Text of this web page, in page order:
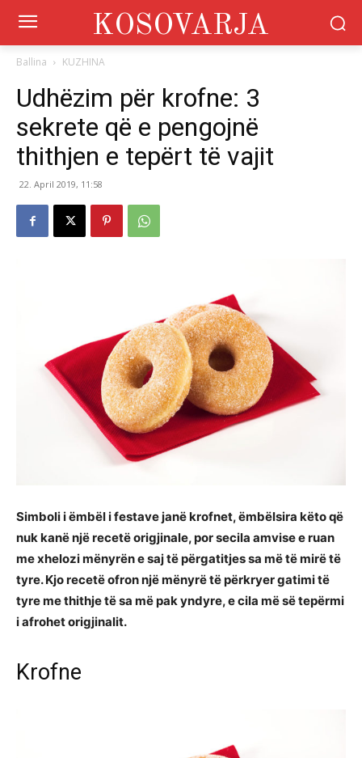
KOSOVARJA
Ballina KUZHINA
Udhëzim për krofne: 3
sekrete që e pengojnë
thithjen e tepërt të vajit
22. April 2019, 11:58
Simboli i ëmbël i festave janë krofnet, ëmbëlsira këto që
nuk kanë një recetë origjinale, por secila amvise e ruan
me xhelozi mënyrën e saj të përgatitjes sa më të mirë të
tyre. Kjo recetë ofron një mënyrë të përkryer gatimi të
tyre me thithje të sa më pak yndyre, e cila më së tepërmi
i afrohet origjinalit.
Krofne